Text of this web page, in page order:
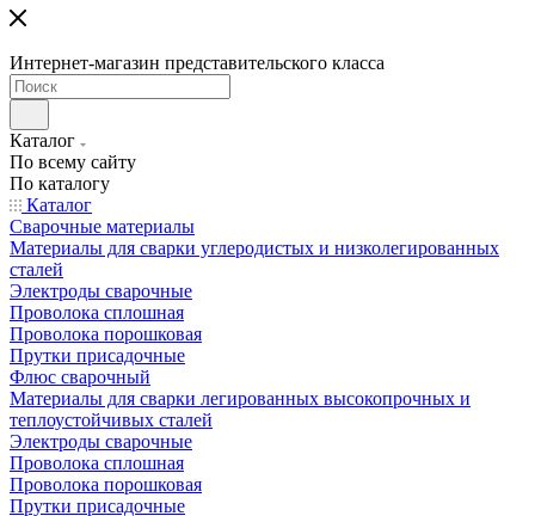
Интернет-магазин представительского класса
Каталог
По всему сайту
По каталогу
Каталог
Сварочные материалы
Материалы для сварки углеродистых и низколегированных
сталей
Электроды сварочные
Проволока сплошная
Проволока порошковая
Прутки присадочные
Флюс сварочный
Материалы для сварки легированных высокопрочных и
теплоустойчивых сталей
Электроды сварочные
Проволока сплошная
Проволока порошковая
Прутки присадочные